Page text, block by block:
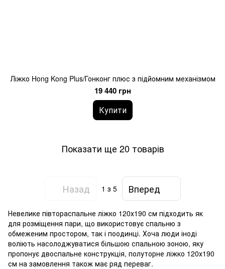
Ліжко Hong Kong Plus/Гонконг плюс з підйомним механізмом
19 440 грн
Купити
Показати ще 20 товарів
Назад 1 з 5 Вперед
Невелике півтораспальне ліжко 120х190 см підходить як
для розміщення пари, що використовує спальню з
обмеженим простором, так і поодинці. Хоча люди іноді
воліють насолоджуватися більшою спальною зоною, яку
пропонує двоспальне конструкція, полуторне ліжко 120х190
см на замовлення також має ряд переваг.